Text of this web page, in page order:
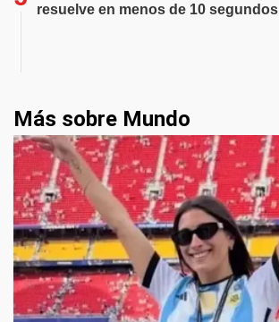
resuelve en menos de 10 segundos
Más sobre Mundo